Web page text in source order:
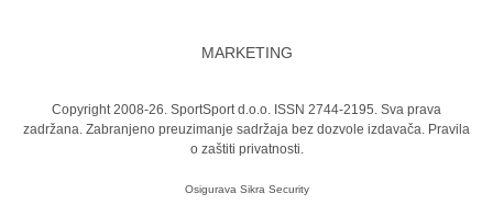
MARKETING
Copyright 2008-26. SportSport d.o.o. ISSN 2744-2195. Sva prava
zadržana. Zabranjeno preuzimanje sadržaja bez dozvole izdavača. Pravila
o zaštiti privatnosti.
Osigurava Sikra Security